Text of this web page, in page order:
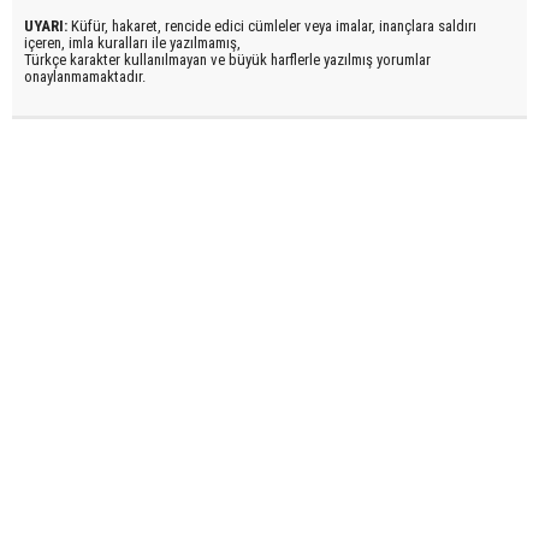
UYARI: Küfür, hakaret, rencide edici cümleler veya imalar, inançlara saldırı
içeren, imla kuralları ile yazılmamış,
Türkçe karakter kullanılmayan ve büyük harflerle yazılmış yorumlar
onaylanmamaktadır.